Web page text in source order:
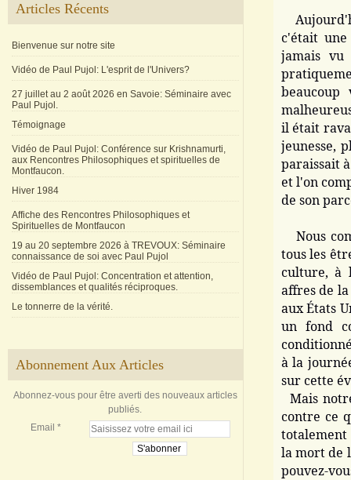
Articles Récents
Bienvenue sur notre site
Vidéo de Paul Pujol: L'esprit de l'Univers?
27 juillet au 2 août 2026 en Savoie: Séminaire avec
Paul Pujol.
Témoignage
Vidéo de Paul Pujol: Conférence sur Krishnamurti,
aux Rencontres Philosophiques et spirituelles de
Montfaucon.
Hiver 1984
Affiche des Rencontres Philosophiques et
Spirituelles de Montfaucon
19 au 20 septembre 2026 à TREVOUX: Séminaire
connaissance de soi avec Paul Pujol
Vidéo de Paul Pujol: Concentration et attention,
dissemblances et qualités réciproques.
Le tonnerre de la vérité.
Abonnement Aux Articles
Abonnez-vous pour être averti des nouveaux articles
publiés.
Email
c'était
jamais vu
beaucoup
il était
jeunesse,
paraissait
et l'on
de son
Nous
tous les
culture, à
affres de
aux États
un fond
à la
sur cette
Mais
contre ce
totalement
la mort de
pouvez-